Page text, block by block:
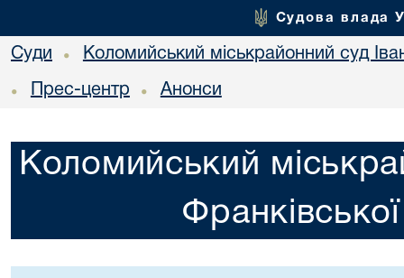
Судова влада
Суди • Коломийський міськрайонний суд
• Прес-центр • Анонси
Коломийський